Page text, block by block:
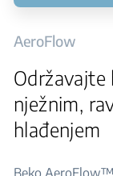
AeroFlow
Održavajte
nježnim,
hlađenjem
Beko